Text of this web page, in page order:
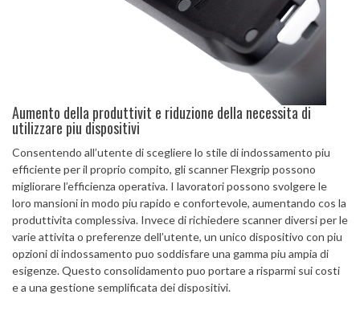
Aumento della produttivit e riduzione della necessita di
utilizzare piu dispositivi
Consentendo all’utente di scegliere lo stile di indossamento piu
efficiente per il proprio compito, gli scanner Flexgrip possono
migliorare l’efficienza operativa. I lavoratori possono svolgere le
loro mansioni in modo piu rapido e confortevole, aumentando cos la
produttivita complessiva. Invece di richiedere scanner diversi per le
varie attivita o preferenze dell’utente, un unico dispositivo con piu
opzioni di indossamento puo soddisfare una gamma piu ampia di
esigenze. Questo consolidamento puo portare a risparmi sui costi
e a una gestione semplificata dei dispositivi.